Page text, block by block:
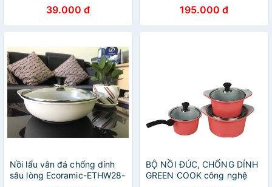
18cm, Chảo Chiên Rán Ngập
Dầu Đa Năng
39.000 đ 195.000 đ
Nồi lẩu vân đá chống dính
sâu lòng Ecoramic-ETHW28-
BỘ NỒI ĐÚC, CHỐNG DÍNH
GREEN COOK công nghệ